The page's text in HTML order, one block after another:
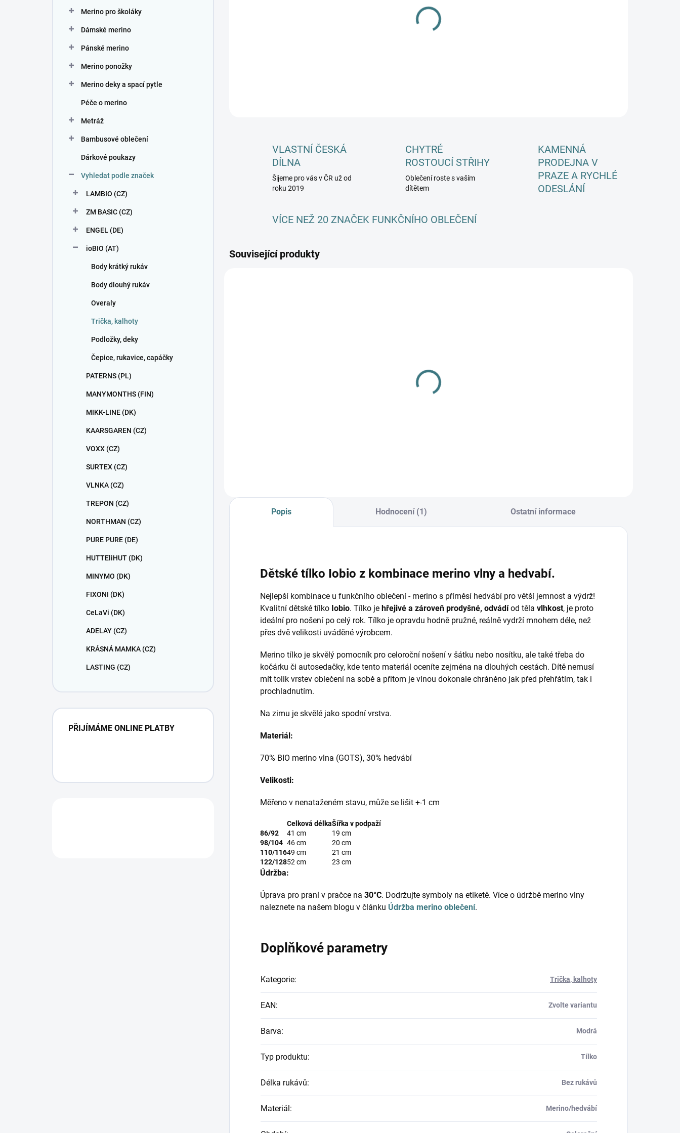
Merino pro školáky
Dámské merino
Pánské merino
Merino ponožky
Merino deky a spací pytle
Péče o merino
Metráž
Bambusové oblečení
Dárkové poukazy
Vyhledat podle značek
LAMBIO (CZ)
ZM BASIC (CZ)
ENGEL (DE)
ioBIO (AT)
Body krátký rukáv
Body dlouhý rukáv
Overaly
Trička, kalhoty
Podložky, deky
Čepice, rukavice, capáčky
PATERNS (PL)
MANYMONTHS (FIN)
MIKK-LINE (DK)
KAARSGAREN (CZ)
VOXX (CZ)
SURTEX (CZ)
VLNKA (CZ)
TREPON (CZ)
NORTHMAN (CZ)
PURE PURE (DE)
HUTTEliHUT (DK)
MINYMO (DK)
FIXONI (DK)
CeLaVi (DK)
ADELAY (CZ)
KRÁSNÁ MAMKA (CZ)
LASTING (CZ)
PŘIJÍMÁME ONLINE PLATBY
MŮŽEME DORUČIT DO:
VLASTNÍ ČESKÁ
DÍLNA
Šijeme pro vás v ČR už od
roku 2019
CHYTRÉ
ROSTOUCÍ STŘIHY
Oblečení roste s vaším
dítětem
KAMENNÁ
PRODEJNA V
PRAZE A RYCHLÉ
ODESLÁNÍ
VÍCE NEŽ 20 ZNAČEK FUNKČNÍHO OBLEČENÍ
Související produkty
Popis Hodnocení (1) Ostatní informace
Dětské tílko Iobio z kombinace merino vlny a hedvabí.
Nejlepší kombinace u funkčního oblečení - merino s příměsí hedvábí pro větší jemnost a výdrž!
Kvalitní dětské tílko Iobio. Tílko je hřejivé a zároveň prodyšné, odvádíod těla vlhkost, je proto
ideální pro nošení po celý rok. Tílko je opravdu hodně pružné, reálně vydrží mnohem déle, než
přes dvě velikosti uváděné výrobcem.
Merino tílko je skvělý pomocník pro celoroční nošení v šátku nebo nosítku, ale také třeba do
kočárku či autosedačky, kde tento materiál oceníte zejména na dlouhých cestách. Dítě nemusí
mít tolik vrstev oblečení na sobě a přitom je vlnou dokonale chráněno jak před přehřátím, tak i
prochladnutím.
Na zimu je skvělé jako spodní vrstva.
Materiál:
70% BIO merino vlna (GOTS), 30% hedvábí
Velikosti:
Měřeno v nenataženém stavu, může se lišit +-1 cm
Celková délkaŠířka v podpaží
86/92
41 cm
19 cm
98/104 46 cm
20 cm
110/11649 cm
21 cm
122/12852 cm 23 cm
Údržba:
Úprava pro praní v pračce na 30°C. Dodržujte symboly na etiketě. Více o údržbě merino vlny
naleznete na našem blogu v článku Údržba merino oblečení.
Doplňkové parametry
Kategorie: Trička, kalhoty
EAN: Zvolte variantu
Barva: Modrá
Typ produktu: Tílko
Délka rukávů: Bez rukávů
Materiál: Merino/hedvábí